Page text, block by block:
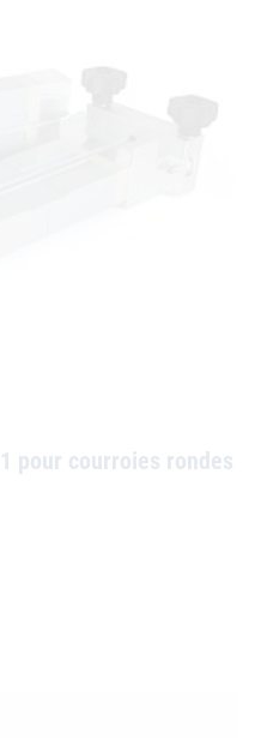
pour courroies rondes